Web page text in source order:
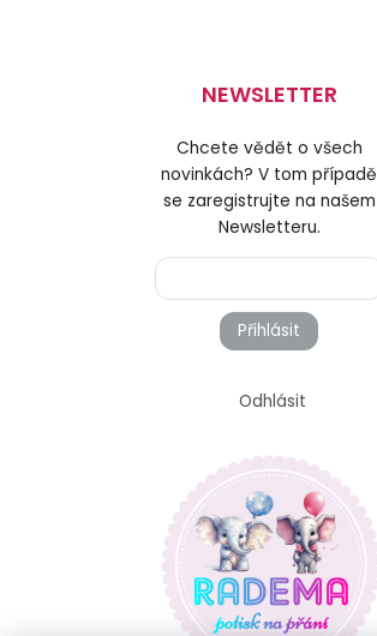
NEWSLETTER
Chcete vědět o všech
novinkách? V tom případě
se zaregistrujte na našem
Newsletteru.
Přihlásit
Odhlásit